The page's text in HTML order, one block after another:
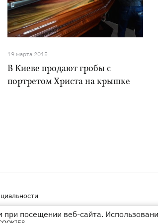
19 марта 2015
В Киеве продают гробы с
портретом Христа на крышке
посещении веб-сайта.